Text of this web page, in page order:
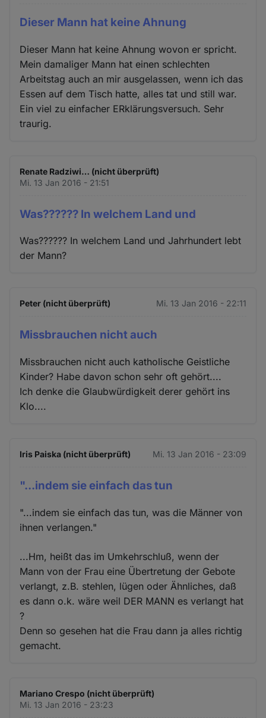
Dieser Mann hat keine Ahnung
Dieser Mann hat keine Ahnung wovon er spricht.
Mein damaliger Mann hat einen schlechten
Arbeitstag auch an mir ausgelassen, wenn ich das
Essen auf dem Tisch hatte, alles tat und still war.
Ein viel zu einfacher ERklärungsversuch. Sehr
traurig.
Renate Radziwi… (nicht überprüft)
Mi. 13 Jan 2016 - 21:51
Was?????? In welchem Land und
Was?????? In welchem Land und Jahrhundert lebt
der Mann?
Peter (nicht überprüft) Mi. 13 Jan 2016 - 22:11
Missbrauchen nicht auch
Missbrauchen nicht auch katholische Geistliche
Kinder? Habe davon schon sehr oft gehört....
Ich denke die Glaubwürdigkeit derer gehört ins
Klo....
Iris Paiska (nicht überprüft) Mi. 13 Jan 2016 - 23:09
"...indem sie einfach das tun
"...indem sie einfach das tun, was die Männer von
ihnen verlangen."
...Hm, heißt das im Umkehrschluß, wenn der
Mann von der Frau eine Übertretung der Gebote
verlangt, z.B. stehlen, lügen oder Ähnliches, daß
es dann o.k. wäre weil DER MANN es verlangt hat
?
Denn so gesehen hat die Frau dann ja alles richtig
gemacht.
Mariano Crespo (nicht überprüft)
Mi. 13 Jan 2016 - 23:23